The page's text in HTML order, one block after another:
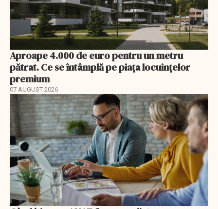
Aproape 4.000 de euro pentru un metru
pătrat. Ce se întâmplă pe piața locuințelor
premium
07 AUGUST 2026